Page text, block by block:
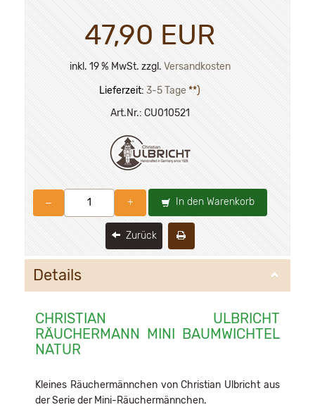
47,90 EUR
inkl. 19 % MwSt. zzgl. Versandkosten
Lieferzeit: 3-5 Tage **)
Art.Nr.: CU010521
– + In den Warenkorb
Zurück
Details
CHRISTIAN ULBRICHT
RÄUCHERMANN MINI BAUMWICHTEL
NATUR
Kleines Räuchermännchen von Christian Ulbricht aus
der Serie der Mini-Räuchermännchen.